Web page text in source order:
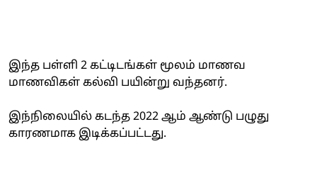
இந்த பள்ளி 2 கட்டிடங்கள் மூலம் மாணவ
மாணவிகள் கல்வி பயின்று வந்தனர்.
இந்நிலையில் கடந்த 2022 ஆம் ஆண்டு பழுது
காரணமாக இடிக்கப்பட்டது.